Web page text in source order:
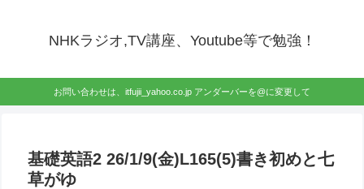
NHKラジオ,TV講座、Youtube等で勉強！
お問い合わせは、itfujii_yahoo.co.jp アンダーバーを@に変更して
基礎英語2 26/1/9(金)L165(5)書き初めと七
草がゆ